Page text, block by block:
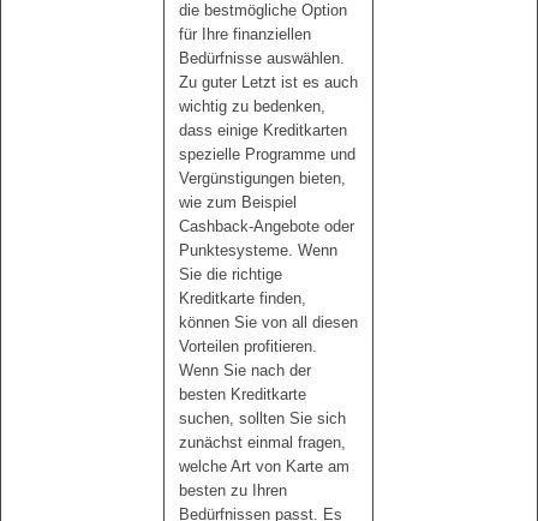
die bestmögliche Option
für Ihre finanziellen
Bedürfnisse auswählen.
Zu guter Letzt ist es auch
wichtig zu bedenken,
dass einige Kreditkarten
spezielle Programme und
Vergünstigungen bieten,
wie zum Beispiel
Cashback-Angebote oder
Punktesysteme. Wenn
Sie die richtige
Kreditkarte finden,
können Sie von all diesen
Vorteilen profitieren.
Wenn Sie nach der
besten Kreditkarte
suchen, sollten Sie sich
zunächst einmal fragen,
welche Art von Karte am
besten zu Ihren
Bedürfnissen passt. Es